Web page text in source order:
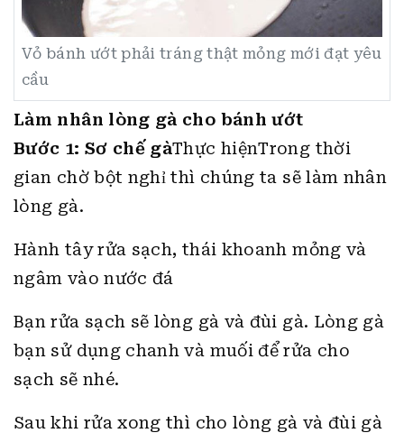
Vỏ bánh ướt phải tráng thật mỏng mới đạt yêu
cầu
Làm nhân lòng gà cho bánh ướt
Bước 1: Sơ chế gàThực hiệnTrong thời
gian chờ bột nghỉ thì chúng ta sẽ làm nhân
lòng gà.
Hành tây rửa sạch, thái khoanh mỏng và
ngâm vào nước đá
Bạn rửa sạch sẽ lòng gà và đùi gà. Lòng gà
bạn sử dụng chanh và muối để rửa cho
sạch sẽ nhé.
Sau khi rửa xong thì cho lòng gà và đùi gà